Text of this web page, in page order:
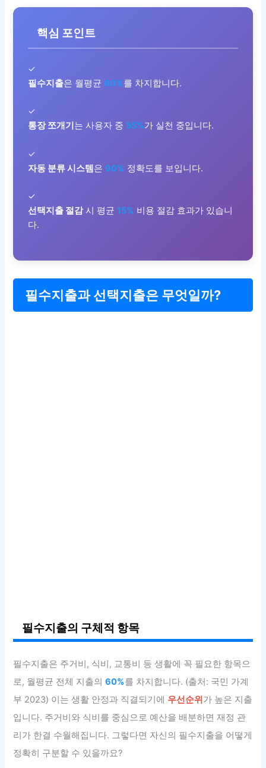
핵심 포인트
✓
필수지출은 월평균 60%를 차지합니다.
✓
통장 쪼개기 는 사용자 중 55%가 실천 중입니다.
✓
자동 분류 시스템은 90% 정확도를 보입니다.
✓
선택지출 절감시 평균 15% 비용 절감 효과가 있습니
다.
필수지출과 선택지출은 무엇일까?
필수지출의 구체적 항목
필수지출은 주거비, 식비, 교통비 등 생활에 꼭 필요한 항목으
로, 월평균 전체 지출의60%를 차지합니다. (출처: 국민 가계
부 2023) 이는 생활 안정과 직결되기에 우선순위 가 높은 지출
입니다. 주거비와 식비를 중심으로 예산을 배분하면 재정 관
리가 한결 수월해집니다. 그렇다면 자신의 필수지출을 어떻게
정확히 구분할 수 있을까요?